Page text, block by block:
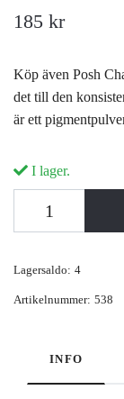
185 kr
Köp även Posh
det till den
är ett
I lager.
Lagersaldo: 4
Artikelnummer: 538
INFO